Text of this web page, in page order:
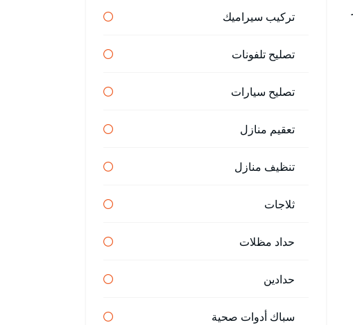
تركيب سيراميك
تصليح تلفونات
تصليح سيارات
تعقيم منازل
تنظيف منازل
ثلاجات
حداد مظلات
حدادين
سباك أدوات صحية